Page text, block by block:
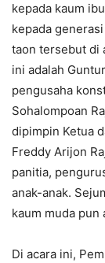
kepada kaum
kepada
taon tersebut di
ini adalah
pengusaha
Sohalompoan
dipimpin Ketua
Freddy Arijon
panitia,
anak-anak.
kaum muda pun
Di acara ini,